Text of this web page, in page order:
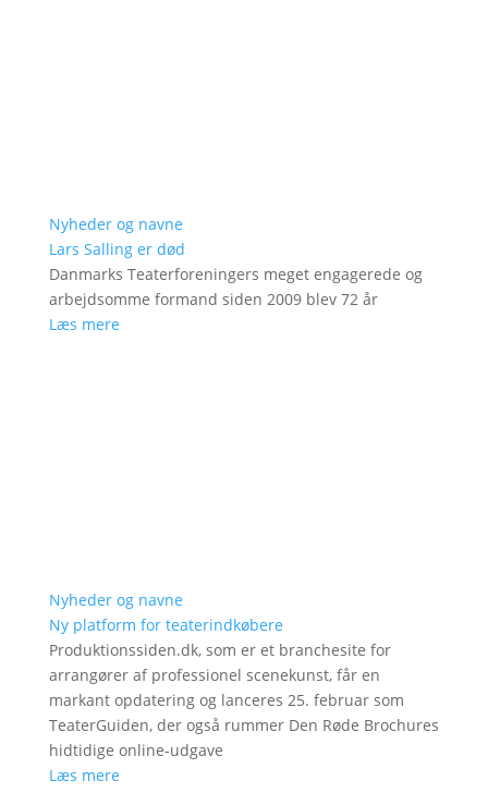
Nyheder og navne
Lars Salling er død
Danmarks Teaterforeningers meget engagerede og
arbejdsomme formand siden 2009 blev 72 år
Læs mere
Nyheder og navne
Ny platform for teaterindkøbere
Produktionssiden.dk, som er et branchesite for
arrangører af professionel scenekunst, får en
markant opdatering og lanceres 25. februar som
TeaterGuiden, der også rummer Den Røde Brochures
hidtidige online-udgave
Læs mere